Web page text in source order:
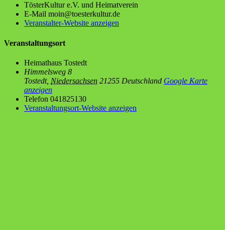
Tös­ter­Kul­tur e.V. und Heimatverein
E-Mail moin@toesterkultur.de
Veranstalter-Website anzeigen
Veranstaltungsort
Hei­mat­haus Tostedt
Himmelsweg 8
Tostedt, Niedersachsen 21255 Deutschland Google Karte
anzeigen
Telefon 041825130
Veranstaltungsort-Website anzeigen